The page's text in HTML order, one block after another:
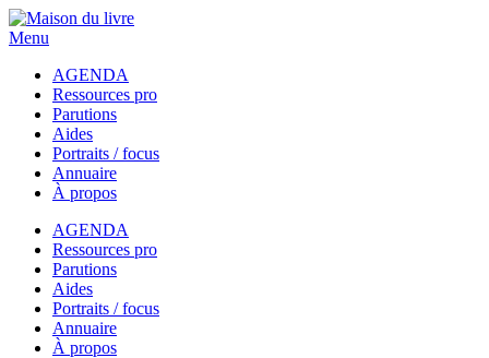
Menu
AGENDA
Ressources pro
Parutions
Aides
Portraits / focus
Annuaire
À propos
AGENDA
Ressources pro
Parutions
Aides
Portraits / focus
Annuaire
À propos